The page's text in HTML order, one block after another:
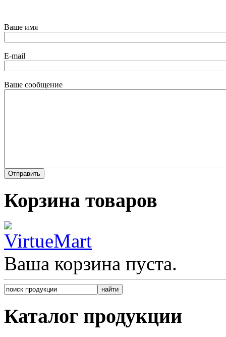
Ваше имя
E-mail
Ваше сообщение
Корзина товаров
Ваша корзина пуста.
Каталог продукции